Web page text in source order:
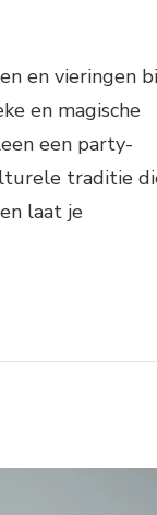
en vieringen
en magische
een party-
traditie
laat je